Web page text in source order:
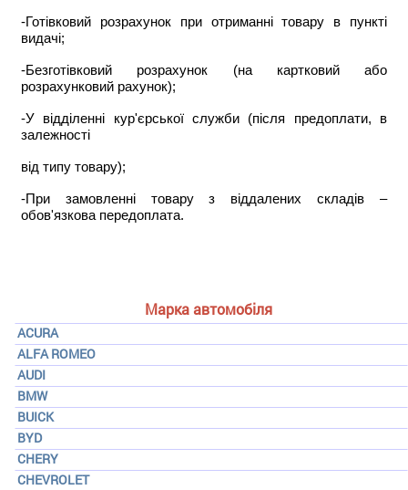
Марка автомобіля
ACURA
ALFA ROMEO
AUDI
BMW
BUICK
BYD
CHERY
CHEVROLET
-Готівковий розрахунок при отриманні товару в пункті
видачі;
-Безготівковий розрахунок (на картковий або
розрахунковий рахунок);
-У відділенні кур'єрської служби (після предоплати, в
залежності
від типу товару);
-При замовленні товару з віддалених складів –
обов'язкова передоплата.